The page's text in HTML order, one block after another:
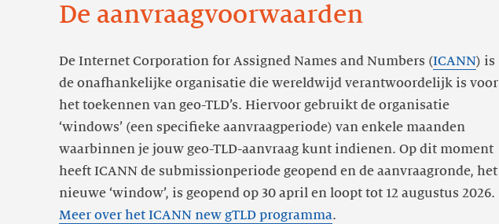
De aanvraagvoorwaarden
De Internet Corporation for Assigned Names and Numbers (ICANN) is
de onafhankelijke organisatie die wereldwijd verantwoordelijk is voor
het toekennen van geo-TLD’s. Hiervoor gebruikt de organisatie
‘windows’ (een specifieke aanvraagperiode) van enkele maanden
waarbinnen je jouw geo-TLD-aanvraag kunt indienen. Op dit moment
heeft ICANN de submissionperiode geopend en de aanvraagronde, het
nieuwe ‘window’, is geopend op 30 april en loopt tot 12 augustus 2026.
Meer over het ICANN new gTLD programma.